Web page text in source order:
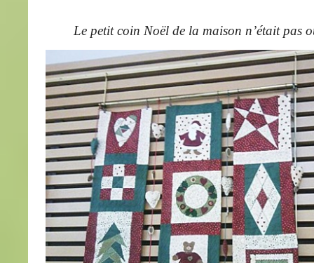
Le petit coin Noël de la maison n’était pas